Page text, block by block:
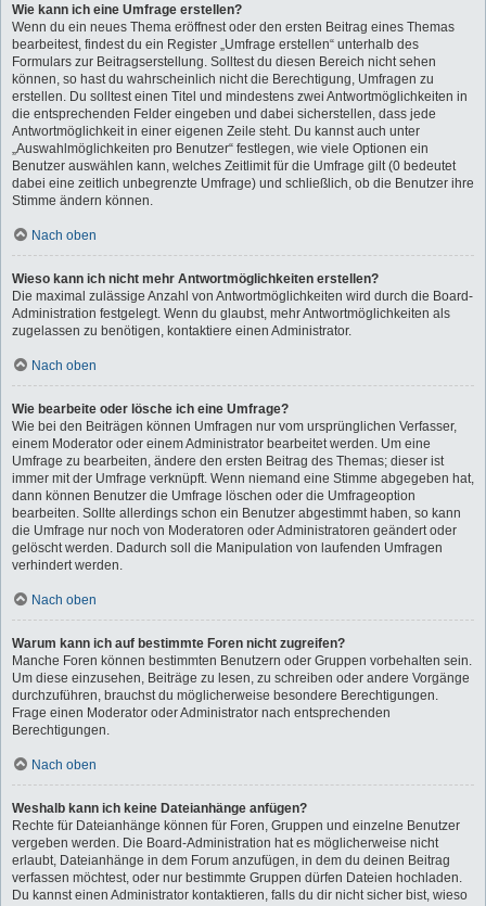
Wie kann ich eine Umfrage erstellen?
Wenn du ein neues Thema eröffnest oder den ersten Beitrag eines Themas
bearbeitest, findest du ein Register „Umfrage erstellen“ unterhalb des
Formulars zur Beitragserstellung. Solltest du diesen Bereich nicht sehen
können, so hast du wahrscheinlich nicht die Berechtigung, Umfragen zu
erstellen. Du solltest einen Titel und mindestens zwei Antwortmöglichkeiten in
die entsprechenden Felder eingeben und dabei sicherstellen, dass jede
Antwortmöglichkeit in einer eigenen Zeile steht. Du kannst auch unter
„Auswahlmöglichkeiten pro Benutzer“ festlegen, wie viele Optionen ein
Benutzer auswählen kann, welches Zeitlimit für die Umfrage gilt (0 bedeutet
dabei eine zeitlich unbegrenzte Umfrage) und schließlich, ob die Benutzer ihre
Stimme ändern können.
Nach oben
Wieso kann ich nicht mehr Antwortmöglichkeiten erstellen?
Die maximal zulässige Anzahl von Antwortmöglichkeiten wird durch die Board-
Administration festgelegt. Wenn du glaubst, mehr Antwortmöglichkeiten als
zugelassen zu benötigen, kontaktiere einen Administrator.
Nach oben
Wie bearbeite oder lösche ich eine Umfrage?
Wie bei den Beiträgen können Umfragen nur vom ursprünglichen Verfasser,
einem Moderator oder einem Administrator bearbeitet werden. Um eine
Umfrage zu bearbeiten, ändere den ersten Beitrag des Themas; dieser ist
immer mit der Umfrage verknüpft. Wenn niemand eine Stimme abgegeben hat,
dann können Benutzer die Umfrage löschen oder die Umfrageoption
bearbeiten. Sollte allerdings schon ein Benutzer abgestimmt haben, so kann
die Umfrage nur noch von Moderatoren oder Administratoren geändert oder
gelöscht werden. Dadurch soll die Manipulation von laufenden Umfragen
verhindert werden.
Nach oben
Warum kann ich auf bestimmte Foren nicht zugreifen?
Manche Foren können bestimmten Benutzern oder Gruppen vorbehalten sein.
Um diese einzusehen, Beiträge zu lesen, zu schreiben oder andere Vorgänge
durchzuführen, brauchst du möglicherweise besondere Berechtigungen.
Frage einen Moderator oder Administrator nach entsprechenden
Berechtigungen.
Nach oben
Weshalb kann ich keine Dateianhänge anfügen?
Rechte für Dateianhänge können für Foren, Gruppen und einzelne Benutzer
vergeben werden. Die Board-Administration hat es möglicherweise nicht
erlaubt, Dateianhänge in dem Forum anzufügen, in dem du deinen Beitrag
verfassen möchtest, oder nur bestimmte Gruppen dürfen Dateien hochladen.
Du kannst einen Administrator kontaktieren, falls du dir nicht sicher bist, wieso